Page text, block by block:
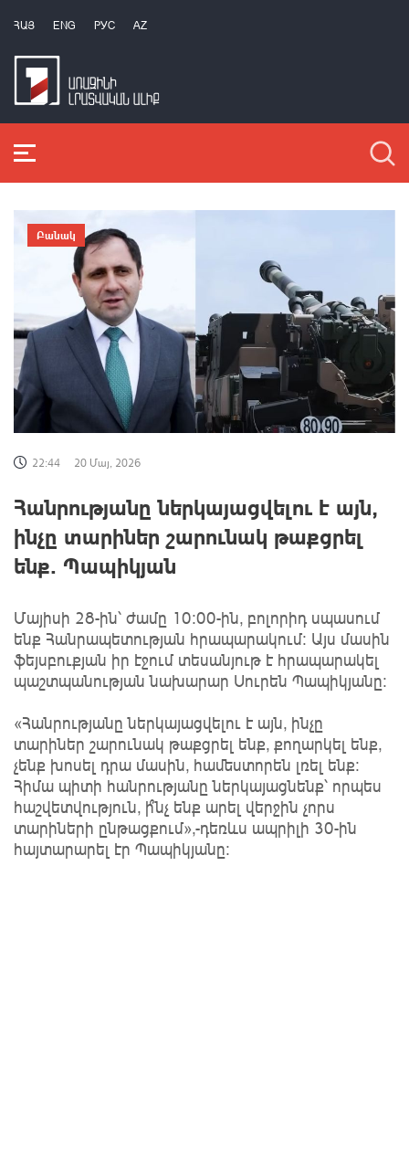
ՀԱՅ ENG РУС AZ
Բանակ
22:44 20 Մայ, 2026
Հանրությանը ներկայացվելու է այն,
ինչը տարիներ շարունակ թաքցրել
ենք․ Պապիկյան
Մայիսի 28-ին՝ ժամը 10:00-ին, բոլորիդ սպասում
ենք Հանրապետության հրապարակում։ Այս մասին
ֆեյսբուքյան իր էջում տեսանյութ է հրապարակել
պաշտպանության նախարար Սուրեն Պապիկյանը։
«Հանրությանը ներկայացվելու է այն, ինչը
տարիներ շարունակ թաքցրել ենք, քողարկել ենք,
չենք խոսել դրա մասին, համեստորեն լռել ենք։
Հիմա պիտի հանրությանը ներկայացնենք՝ որպես
հաշվետվություն, ի՞նչ ենք արել վերջին չորս
տարիների ընթացքում»,-դեռևս ապրիլի 30-ին
հայտարարել էր Պապիկյանը։